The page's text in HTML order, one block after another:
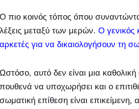
Ο πιο κοινός τόπος όπου
λέξεις μεταξύ των μερών. Ο γενικός
αρκετές για να δικαιολογήσουν τη
Ωστόσο, αυτό δεν είναι μια
πουθενά να υποχωρήσει και ο
σωματική επίθεση είναι